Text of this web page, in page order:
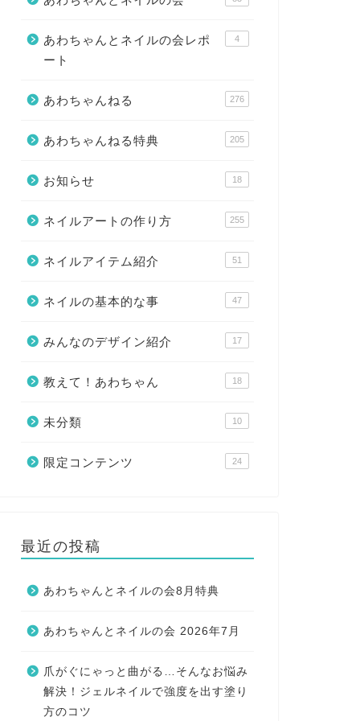
あわちゃんとネイルの会レポ
ート
4
あわちゃんねる 276
あわちゃんねる特典 205
お知らせ 18
ネイルアートの作り方 255
ネイルアイテム紹介 51
ネイルの基本的な事 47
みんなのデザイン紹介 17
教えて！あわちゃん 18
未分類 10
限定コンテンツ 24
最近の投稿
あわちゃんとネイルの会8月特典
あわちゃんとネイルの会 2026年7月
爪がぐにゃっと曲がる…そんなお悩み
解決！ジェルネイルで強度を出す塗り
方のコツ